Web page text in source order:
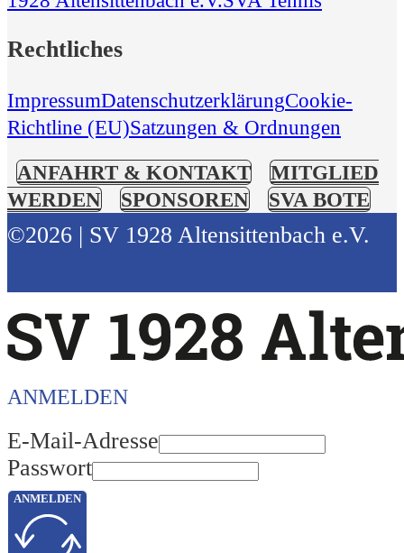
Rechtliches
ImpressumDatenschutzerklärungCookie-
Richtline (EU)Satzungen & Ordnungen
ANFAHRT & KONTAKT
MITGLIED
WERDEN
SPONSOREN SVA BOTE
©2026 | SV 1928 Altensittenbach e.V.
ANMELDEN
E-Mail-Adresse
Passwort
ANMELDEN